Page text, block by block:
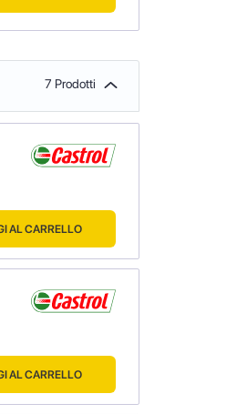
7 Prodotti
AL CARRELLO
AL CARRELLO